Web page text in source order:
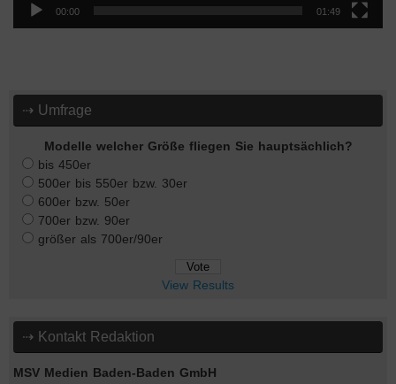
00:00 01:49
⇢ Umfrage
Modelle welcher Größe fliegen Sie hauptsächlich?
bis 450er
500er bis 550er bzw. 30er
600er bzw. 50er
700er bzw. 90er
größer als 700er/90er
View Results
⇢ Kontakt Redaktion
MSV Medien Baden-Baden GmbH